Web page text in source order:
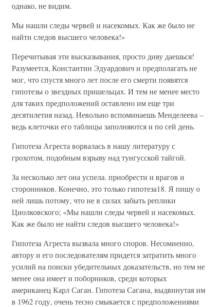
однако, не видим.
Мы нашли следы червей и насекомых. Как же было не
найти следов высшего человека!»
Перечитывая эти высказывания, просто диву даешься!
Разумеется, Константин Эдуардович и предполагать не
мог, что спустя много лет после его смерти появятся
гипотезы о звездных пришельцах. И тем не менее место
для таких предположений оставлено им еще три
десятилетия назад. Невольно вспоминаешь Менделеева –
ведь клеточки его таблицы заполняются и по сей день.
Гипотеза Агреста ворвалась в нашу литературу с
грохотом, подобным взрыву над тунгусской тайгой.
За несколько лет она успела. приобрести и врагов и
сторонников. Конечно, это только гипотеза18. Я пишу о
ней лишь потому, что не в силах забыть реплики
Циолковского; «Мы нашли следы червей и насекомых.
Как же было не найти следов высшего человека!»
Гипотеза Агреста вызвала много споров. Несомненно,
автору и его последователям придется затратить много
усилий на поиски убедительных доказательств, но тем не
менее она имеет и поборников, среди которых
американец Карл Саган. Гипотеза Сагана, выдвинутая им
в 1962 году, очень тесно смыкается с предположениями